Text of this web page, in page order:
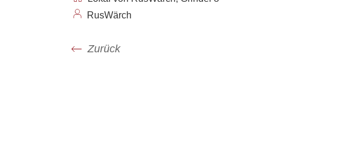
RusWärch
Zurück